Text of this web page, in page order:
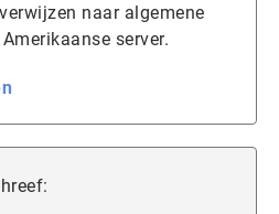
naar algemene
server.